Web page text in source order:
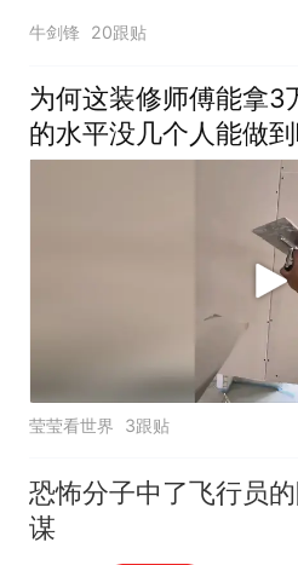
子损坏，要赔偿！
牛剑锋 20跟贴
为何这装修师傅能拿3
的水平没几个人能做到
莹莹看世界 3跟贴
恐怖分子中了飞行员
谋